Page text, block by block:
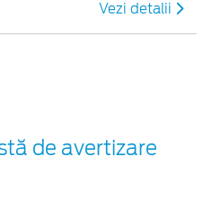
Vezi detalii
de avertizare